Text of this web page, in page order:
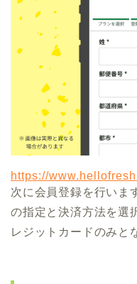
https://
次に会員登録を行いま
の指定と決済方法を選
レジットカードのみと